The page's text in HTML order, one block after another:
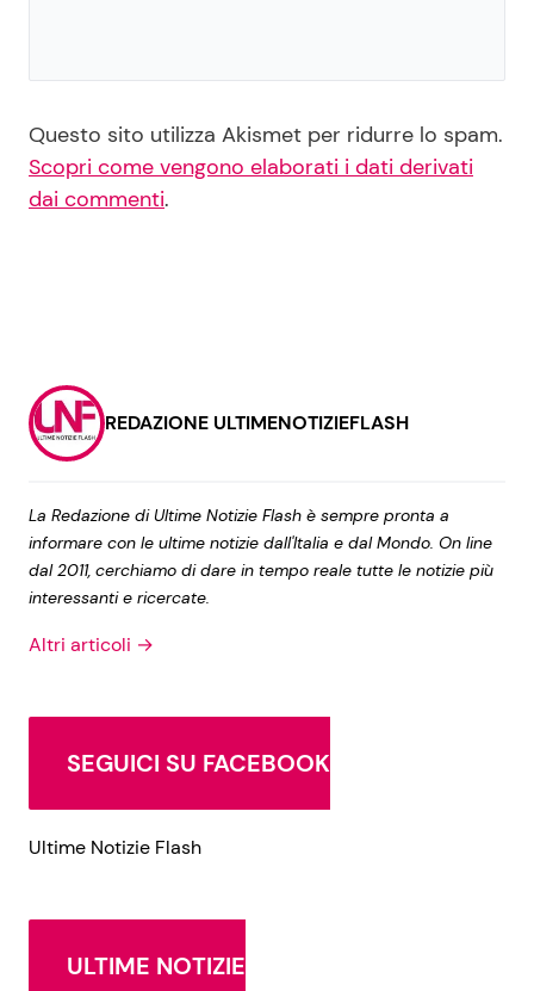
Questo sito utilizza Akismet per ridurre lo spam.
Scopri come vengono elaborati i dati derivati
dai commenti.
REDAZIONE ULTIMENOTIZIEFLASH
La Redazione di Ultime Notizie Flash è sempre pronta a
informare con le ultime notizie dall'Italia e dal Mondo. On line
dal 2011, cerchiamo di dare in tempo reale tutte le notizie più
interessanti e ricercate.
Altri articoli →
SEGUICI SU FACEBOOK
Ultime Notizie Flash
ULTIME NOTIZIE